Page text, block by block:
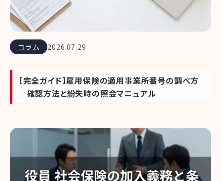
コラム 2026.07.29
【完全ガイド】雇用保険の適用事業所番号の調べ方
｜確認方法と紛失時の照会マニュアル